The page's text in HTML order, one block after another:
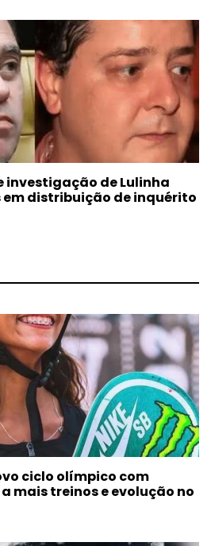
investigação de Lulinha
distribuição de inquérito
ciclo olímpico com
mais treinos e evolução no